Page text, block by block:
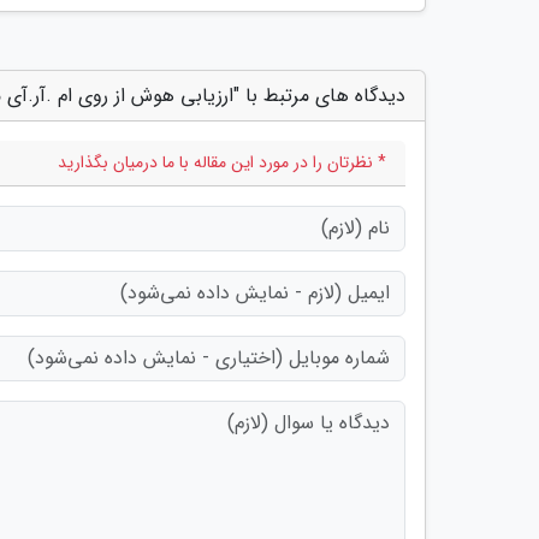
دیدگاه های مرتبط با "ارزیابی هوش از روی ام .آر.آی
* نظرتان را در مورد این مقاله با ما درمیان بگذارید